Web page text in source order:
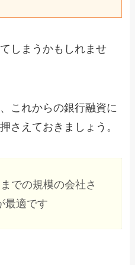
しまうかもしれませ
これからの銀行融資に
さえておきましょう。
での規模の会社さ
最適です